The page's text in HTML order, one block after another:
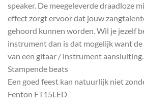
speaker. De meegeleverde draadloze
effect zorgt ervoor dat jouw
gehoord kunnen worden. Wil je jezelf
instrument dan is dat mogelijk want de
van een gitaar / instrument aansluiting.
Stampende beats
Een goed feest kan natuurlijk niet
Fenton FT15LED